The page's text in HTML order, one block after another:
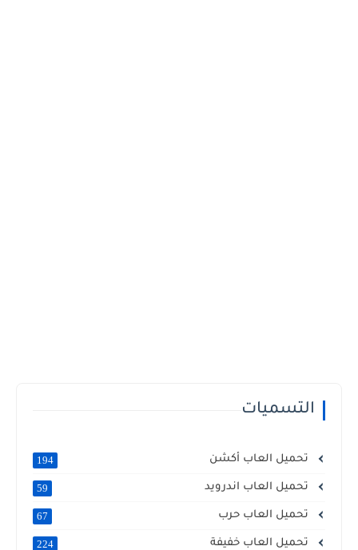
التسميات
تحميل العاب أكشن 194
تحميل العاب اندرويد 59
تحميل العاب حرب 67
تحميل العاب خفيفة 224